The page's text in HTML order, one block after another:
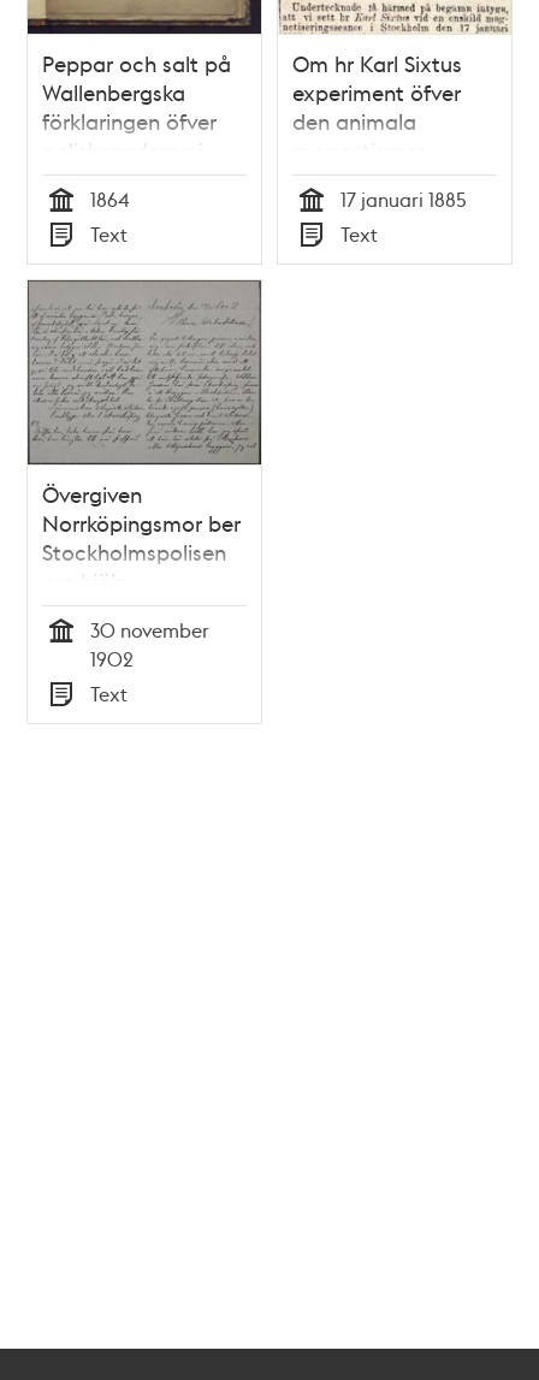
Peppar och salt på
Wallenbergska
förklaringen öfver
polisbragderna i
mars 1864 : med
porträtter af
polismästaren och
"vittnet" Lindqvist /
Hans Herman
Vilhelm Münnich
Tid
1864
Typ
Text
Om hr Karl Sixtus
experiment öfver
den animala
magnetismen -
insändare 1885
Tid
17 januari 1885
Typ
Text
Övergiven
Norrköpingsmor ber
Stockholmspolisen
om hjälp
30 november
1902
Typ
Text